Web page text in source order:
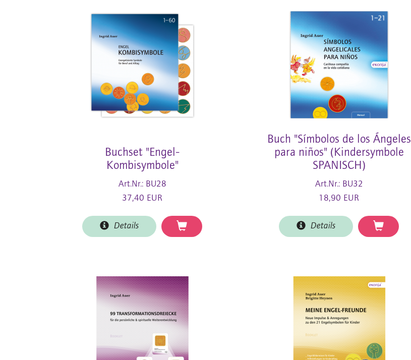
Buchset "Engel-
Kombisymbole"
Art.Nr.: BU28
37,40 EUR
Details
Buch "Símbolos de los Ángeles
para niños" (Kindersymbole
SPANISCH)
Art.Nr.: BU32
18,90 EUR
Details